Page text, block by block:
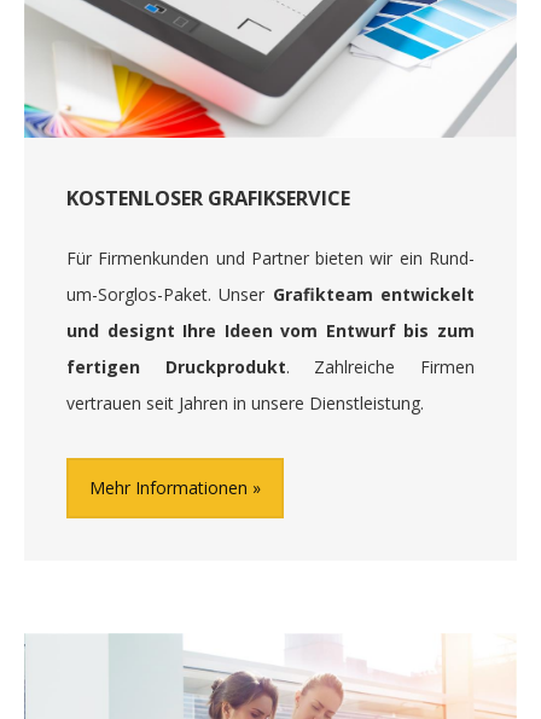
KOSTENLOSER GRAFIKSERVICE
Für Firmenkunden und Partner bieten wir ein Rund-
um-Sorglos-Paket. Unser Grafikteam entwickelt
und designt Ihre Ideen vom Entwurf bis zum
fertigen Druckprodukt. Zahlreiche Firmen
vertrauen seit Jahren in unsere Dienstleistung.
Mehr Informationen